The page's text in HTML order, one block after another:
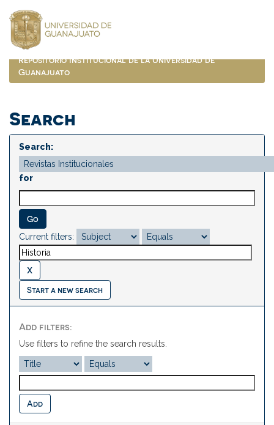
navigation
Repositorio Institucional de la Universidad de
Guanajuato
Search
Search:
for
Current filters:
Start a new search
Add filters:
Use filters to refine the search results.